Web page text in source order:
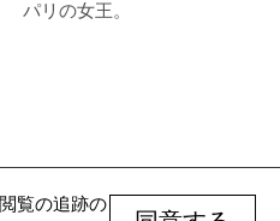
パリの女王。
覧の追跡の